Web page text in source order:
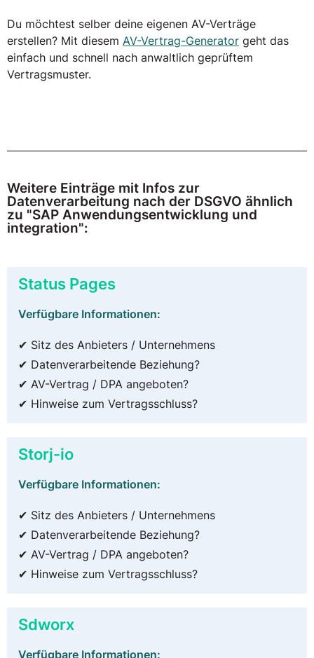
Du möchtest selber deine eigenen AV-Verträge
erstellen? Mit diesem AV-Vertrag-Generator geht das
einfach und schnell nach anwaltlich geprüftem
Vertragsmuster.
Weitere Einträge mit Infos zur
Datenverarbeitung nach der DSGVO ähnlich
zu "SAP Anwendungsentwicklung und
integration":
Status Pages
Verfügbare Informationen:
✔ Sitz des Anbieters / Unternehmens
✔ Datenverarbeitende Beziehung?
✔ AV-Vertrag / DPA angeboten?
✔ Hinweise zum Vertragsschluss?
Storj-io
Verfügbare Informationen:
✔ Sitz des Anbieters / Unternehmens
✔ Datenverarbeitende Beziehung?
✔ AV-Vertrag / DPA angeboten?
✔ Hinweise zum Vertragsschluss?
Sdworx
Verfügbare Informationen: